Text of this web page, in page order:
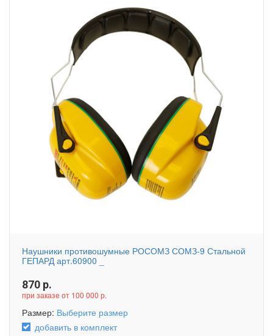
Наушники противошумные РОСОМЗ СОМЗ-9 Стальной
ГЕПАРД арт.60900 _
870 р.
при заказе от 100 000 р.
Размер: Выберите размер
добавить в комплект